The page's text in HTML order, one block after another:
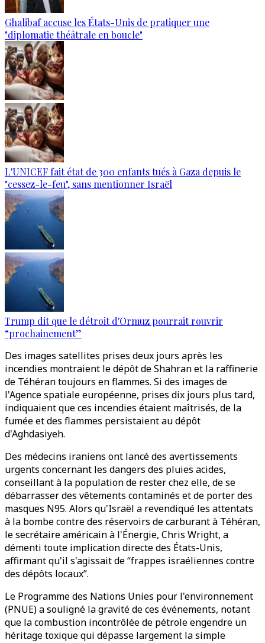
Ghalibaf accuse les États-Unis de pratiquer une
"diplomatie théâtrale en boucle"
L'UNICEF fait état de 300 enfants tués à Gaza depuis le
"cessez-le-feu", sans mentionner Israël
Trump dit que le détroit d'Ormuz pourrait rouvrir
“prochainement”
Des images satellites prises deux jours après les
incendies montraient le dépôt de Shahran et la raffinerie
de Téhéran toujours en flammes. Si des images de
l'Agence spatiale européenne, prises dix jours plus tard,
indiquaient que ces incendies étaient maîtrisés, de la
fumée et des flammes persistaient au dépôt
d'Aghdasiyeh.
Des médecins iraniens ont lancé des avertissements
urgents concernant les dangers des pluies acides,
conseillant à la population de rester chez elle, de se
débarrasser des vêtements contaminés et de porter des
masques N95. Alors qu'Israël a revendiqué les attentats
à la bombe contre des réservoirs de carburant à Téhéran,
le secrétaire américain à l'Énergie, Chris Wright, a
démenti toute implication directe des États-Unis,
affirmant qu'il s'agissait de “frappes israéliennes contre
des dépôts locaux”.
Le Programme des Nations Unies pour l'environnement
(PNUE) a souligné la gravité de ces événements, notant
que la combustion incontrôlée de pétrole engendre un
héritage toxique qui dépasse largement la simple